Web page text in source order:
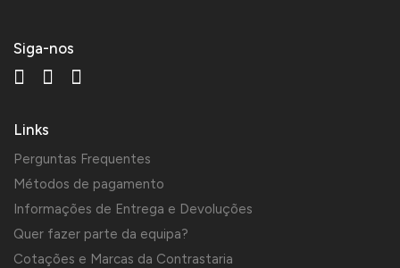
Siga-nos
Links
Perguntas Frequentes
Métodos de pagamento
Informações de Entrega e Devoluções
Quer fazer parte da equipa?
Cotações e Marcas da Contrastaria